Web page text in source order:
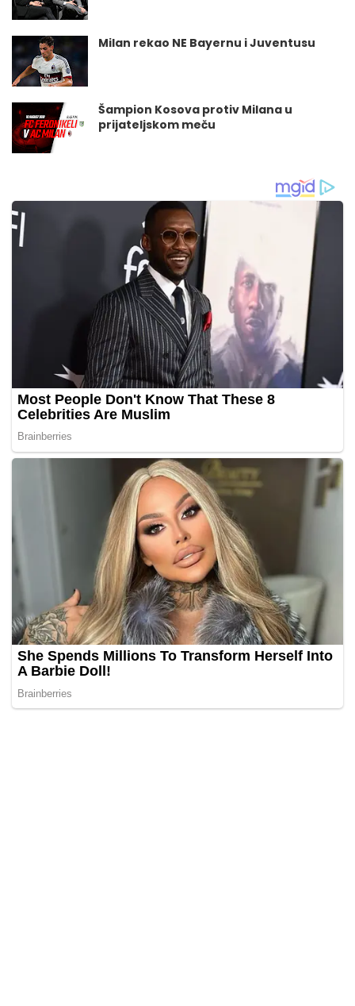
Milan rekao NE Bayernu i Juventusu
Šampion Kosova protiv Milana u
prijateljskom meču